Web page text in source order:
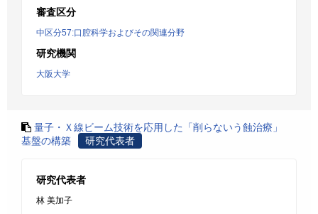
審査区分
中区分57:口腔科学およびその関連分野
研究機関
大阪大学
量子・Ｘ線ビーム技術を応用した「削らないう蝕治療」
基盤の構築
研究代表者
研究代表者
林 美加子